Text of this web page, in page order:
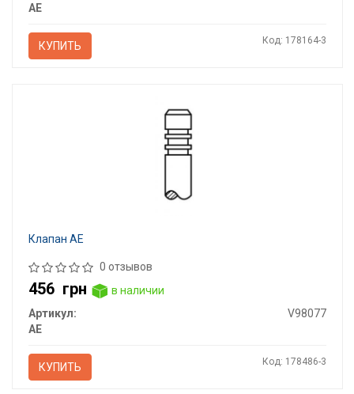
AE
КУПИТЬ Код: 178164-3
Клапан AE
0 отзывов
456 грн
в наличии
Артикул:
V98077
AE
КУПИТЬ Код: 178486-3